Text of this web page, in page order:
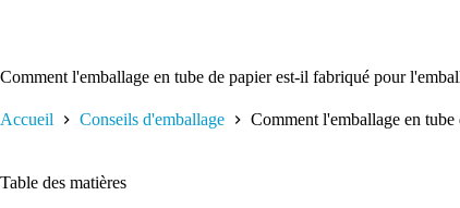
Comment l'emballage en tube de papier est-il fabriqué pour
Accueil Conseils d'emballage Comment l'emballage en
Table des matières